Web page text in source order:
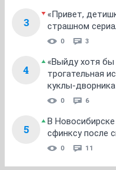
3
«Привет,
страшном
0 3
4
«Выйду хотя бы
трогательная
куклы-
0 6
5
В
сфинксу после
0 11